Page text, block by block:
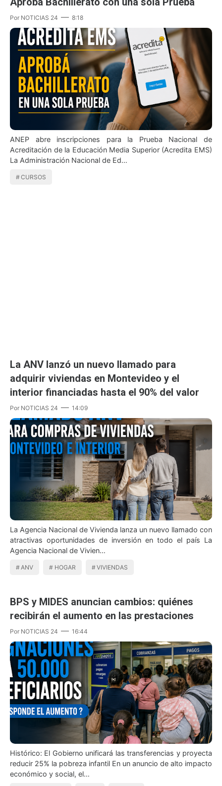
Por NOTICIAS 24 8:18
ANEP abre inscripciones para la Prueba Nacional de
Acreditación de la Educación Media Superior (Acredita EMS)
La Administración Nacional de Ed…
CURSOS
La ANV lanzó un nuevo llamado para
adquirir viviendas en Montevideo y el
interior financiadas hasta el 90% del valor
Por NOTICIAS 24 14:09
La Agencia Nacional de Vivienda lanza un nuevo llamado con
atractivas oportunidades de inversión en todo el país La
Agencia Nacional de Vivien…
ANV HOGAR VIVIENDAS
BPS y MIDES anuncian cambios: quiénes
recibirán el aumento en las prestaciones
Por NOTICIAS 24 16:44
Histórico: El Gobierno unificará las transferencias y proyecta
reducir 25% la pobreza infantil En un anuncio de alto impacto
económico y social, el…